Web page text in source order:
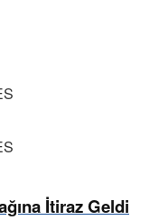
İtiraz Geldi